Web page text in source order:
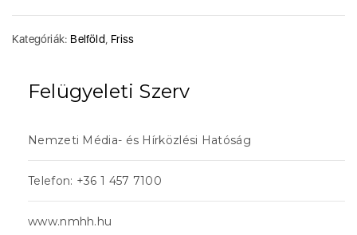
Kategóriák: Belföld Friss
Felügyeleti Szerv
Nemzeti Média- és Hírközlési Hatóság
Telefon: +36 1 457 7100
www.nmhh.hu